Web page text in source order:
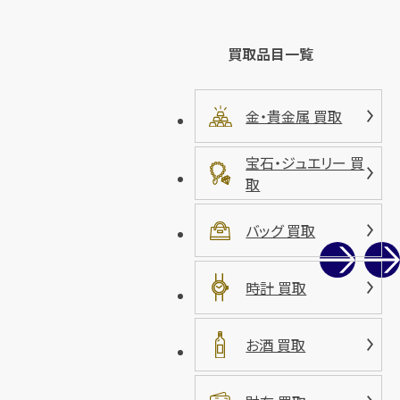
買取品目一覧
金・貴金属 買取
宝石・ジュエリー 買
取
バッグ 買取
時計 買取
お酒 買取